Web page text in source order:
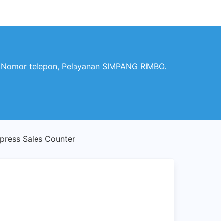
telepon, Pelayanan SIMPANG RIMBO.
Sales Counter